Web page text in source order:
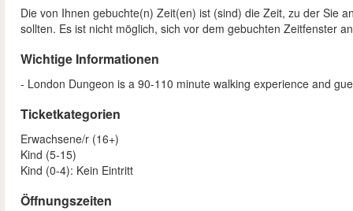
Die von Ihnen gebuchte(n) Zeit(en) ist (sind) die Zeit, zu der Sie
sollten. Es ist nicht möglich, sich vor dem gebuchten Zeitfenster
Wichtige Informationen
- London Dungeon is a 90-110 minute walking experience and
Ticketkategorien
Erwachsene/r (16+)
Kind (5-15)
Kind (0-4): Kein Eintritt
Öffnungszeiten